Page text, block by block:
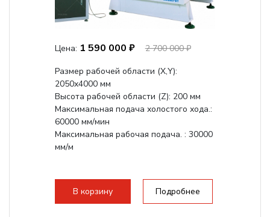
Цена: 1 590 000 ₽
2 700 000 ₽
Размер рабочей области (Х,Y):
2050x4000 мм
Высота рабочей области (Z): 200 мм
Максимальная подача холостого хода.:
60000 мм/мин
Максимальная рабочая подача. : 30000
мм/м
В корзину Подробнее